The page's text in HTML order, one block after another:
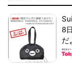
8
だ